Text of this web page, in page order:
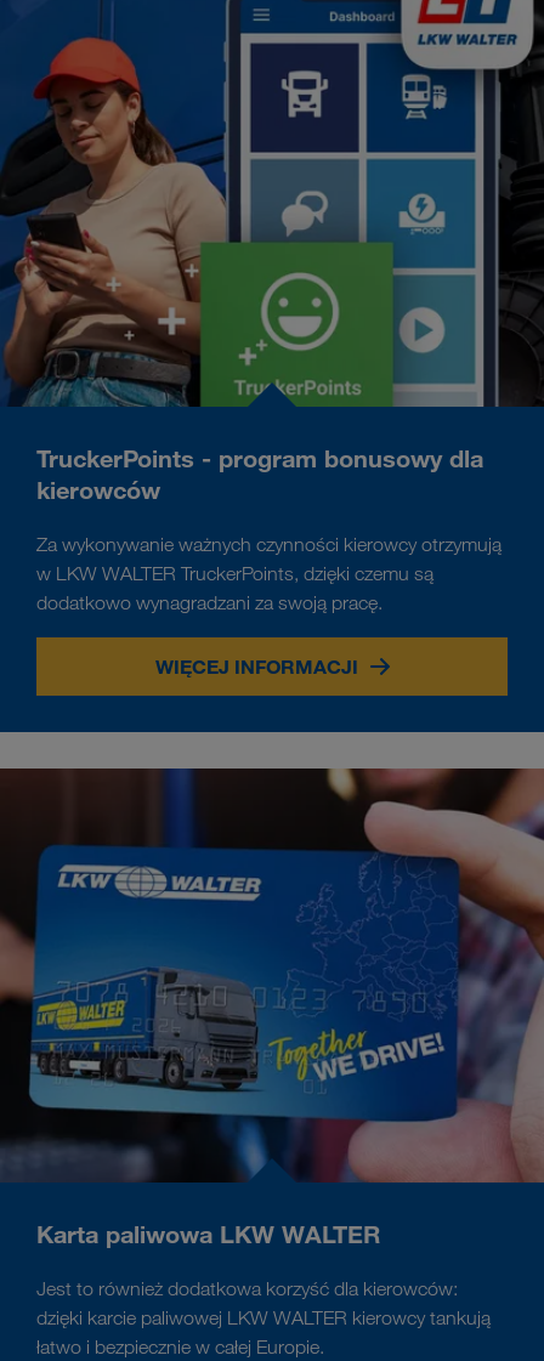
TruckerPoints - program bonusowy dla
kierowców
Za wykonywanie ważnych czynności kierowcy otrzymują
w LKW WALTER TruckerPoints, dzięki czemu są
dodatkowo wynagradzani za swoją pracę.
WIĘCEJ INFORMACJI
Karta paliwowa LKW WALTER
Jest to również dodatkowa korzyść dla kierowców:
dzięki karcie paliwowej LKW WALTER kierowcy tankują
łatwo i bezpiecznie w całej Europie.